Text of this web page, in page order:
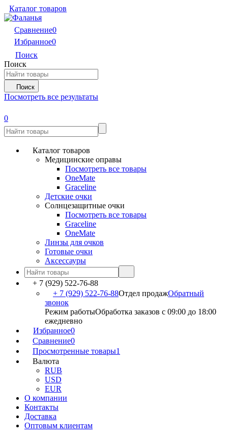
Каталог товаров
Сравнение0
Избранное0
Поиск
Поиск
Поиск
Посмотреть все результаты
0
Каталог товаров
Медицинские оправы
Посмотреть все товары
OneMate
Graceline
Детские очки
Солнцезащитные очки
Посмотреть все товары
Graceline
OneMate
Линзы для очков
Готовые очки
Аксессауры
+ 7 (929) 522-76-88
+ 7 (929) 522-76-88Отдел продажОбратный
звонок
Режим работыОбработка заказов с 09:00 до 18:00
ежедневно
Избранное0
Сравнение0
Просмотренные товары1
Валюта
RUB
USD
EUR
О компании
Контакты
Доставка
Оптовым клиентам